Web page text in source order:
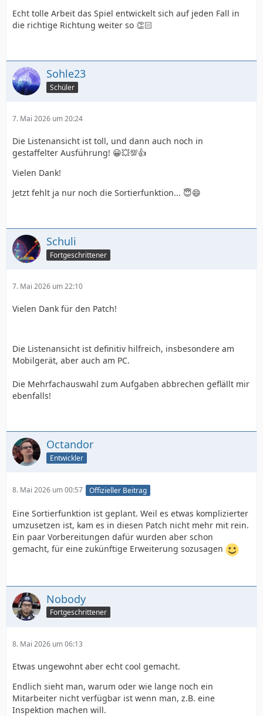
Echt tolle Arbeit das Spiel entwickelt sich auf jeden Fall in
die richtige Richtung weiter so 👏🏻
Sohle23
Schüler
7. Mai 2026 um 20:24
Die Listenansicht ist toll, und dann auch noch in
gestaffelter Ausführung! 😀💥💯👍
Vielen Dank!
Jetzt fehlt ja nur noch die Sortierfunktion... 😇😄
Schuli
Fortgeschrittener
7. Mai 2026 um 22:10
Vielen Dank für den Patch!
Die Listenansicht ist definitiv hilfreich, insbesondere am
Mobilgerät, aber auch am PC.
Die Mehrfachauswahl zum Aufgaben abbrechen geflällt mir
ebenfalls!
Octandor
Entwickler
8. Mai 2026 um 00:57 Offizieller Beitrag
Eine Sortierfunktion ist geplant. Weil es etwas komplizierter
umzusetzen ist, kam es in diesen Patch nicht mehr mit rein.
Ein paar Vorbereitungen dafür wurden aber schon
gemacht, für eine zukünftige Erweiterung sozusagen
Nobody
Fortgeschrittener
8. Mai 2026 um 06:13
Etwas ungewohnt aber echt cool gemacht.
Endlich sieht man, warum oder wie lange noch ein
Mitarbeiter nicht verfügbar ist wenn man, z.B. eine
Inspektion machen will.